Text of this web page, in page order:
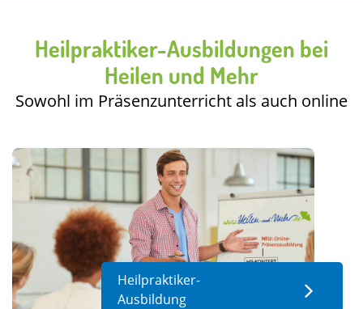
Heilpraktiker-Ausbildungen bei
Heilen und Mehr
Sowohl im Präsenzunterricht als auch online
Heilpraktiker-
Ausbildung